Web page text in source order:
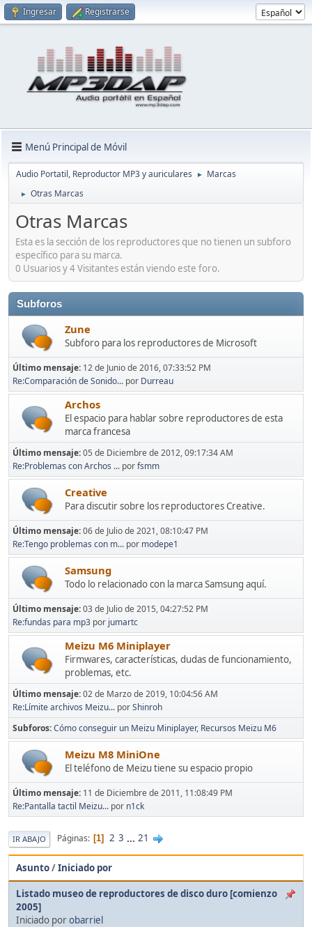
Ingresar Registrarse
Menú Principal de Móvil
Audio Portatil, Reproductor MP3 y auriculares ► Marcas
► Otras Marcas
Otras Marcas
Esta es la sección de los reproductores que no tienen un subforo
específico para su marca.
0 Usuarios y 4 Visitantes están viendo este foro.
Subforos
Zune
Subforo para los reproductores de Microsoft
Último mensaje: 12 de Junio de 2016, 07:33:52 PM
Re:Comparación de Sonido... por Durreau
Archos
El espacio para hablar sobre reproductores de esta
marca francesa
Último mensaje:05 de Diciembre de 2012, 09:17:34 AM
Re:Problemas con Archos ... porfsmm
Creative
Para discutir sobre los reproductores Creative.
Último mensaje:06 de Julio de 2021, 08:10:47 PM
Re:Tengo problemas con m... por modepe1
Samsung
Todo lo relacionado con la marca Samsung aquí.
Último mensaje:03 de Julio de 2015, 04:27:52 PM
Re:fundas para mp3 por jumartc
Meizu M6 Miniplayer
Firmwares, características, dudas de funcionamiento,
problemas, etc.
Último mensaje:02 de Marzo de 2019, 10:04:56 AM
Re:Límite archivos Meizu... porShinroh
Subforos Cómo conseguir un Meizu Miniplayer Recursos Meizu M6
Meizu M8 MiniOne
El teléfono de Meizu tiene su espacio propio
Último mensaje: 11 de Diciembre de 2011, 11:08:49 PM
Re:Pantalla tactil Meizu... por n1ck
IR ABAJO Páginas 1 2 3 ... 21
Asunto/Iniciado por
Listado museo de reproductores de disco duro [comienzo
2005]
Iniciado porobarriel